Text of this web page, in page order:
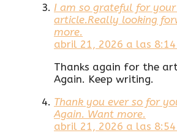
I am so grateful for
article.Really looking
more.
abril 21, 2026 a las
Thanks again for the
Again. Keep writing.
Thank you ever so for
Again. Want more.
abril 21, 2026 a las